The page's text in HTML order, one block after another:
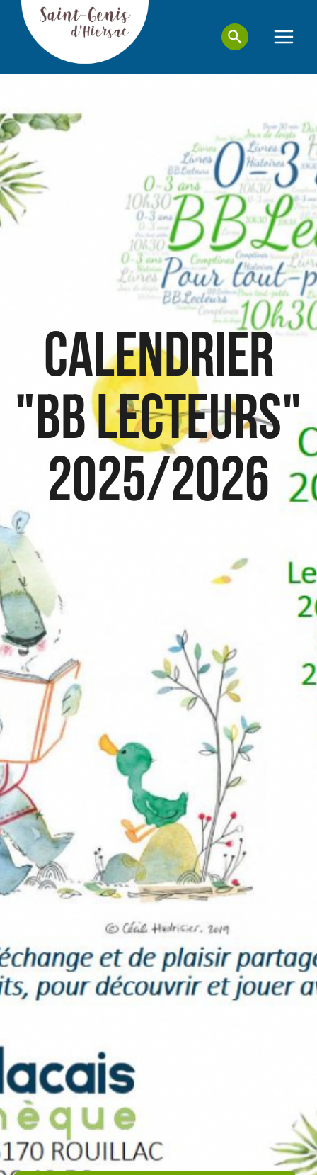
Calendrier
"BB lecteurs"
2025/2026